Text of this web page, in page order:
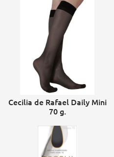
Cecilia de Rafael Daily Mini
70 g.